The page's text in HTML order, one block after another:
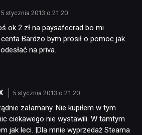
5 stycznia 2013 o 21:20
ok 2 zł na paysafecrad bo mi
centa Bardzo bym prosił o pomoc jak
na priva.
5 stycznia 2013 o 21:20
załamany. Nie kupiłem w tym
ciekawego nie wystawili. W tamtym
jak leci. |Dla mnie wyprzedaż Steama